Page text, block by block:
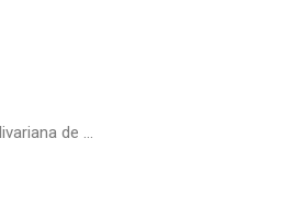
de ...